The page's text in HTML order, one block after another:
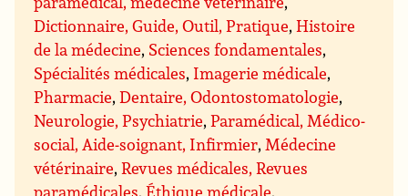
Dictionnaire, Guide, Outil, Pratique,Histoire
de la médecine, Sciences fondamentales,
Spécialités médicales, Imagerie médicale,
Pharmacie,Dentaire, Odontostomatologie,
Neurologie, Psychiatrie,Paramédical, Médico-
social, Aide-soignant, Infirmier, Médecine
vétérinaire,Revues médicales, Revues
paramédicales,Éthique médicale,